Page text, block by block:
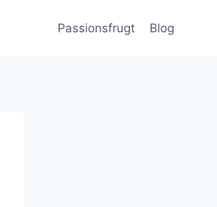
Passionsfrugt Blog